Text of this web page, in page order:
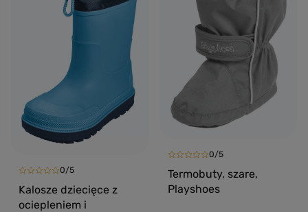
0/5
Kalosze dziecięce z
ociepleniem i
0/5
Termobuty, szare,
Playshoes